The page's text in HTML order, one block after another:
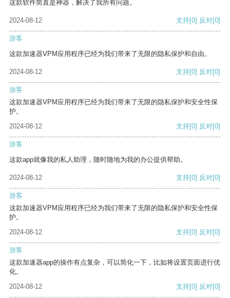
这款软件简直是神器，解决了我所有问题。
2024-08-12 支持[0] 反对[0]
游客
这款加速器VPM应用程序已经为我们带来了无限的隐私保护和自由。
2024-08-12 支持[0] 反对[0]
游客
这款加速器VPM应用程序已经为我们带来了无限的隐私保护和安全性保
护。
2024-08-12
支持[0] 反对[0]
游客
这款app就像我的私人助理，随时随地为我的办公提供帮助。
2024-08-12 支持[0] 反对[0]
游客
这款加速器VPM应用程序已经为我们带来了无限的隐私保护和安全性保
护。
2024-08-12
支持[0] 反对[0]
游客
这款加速器app的操作有点复杂，可以简化一下，比如将设置页面进行优
化。
2024-08-12
支持[0] 反对[0]